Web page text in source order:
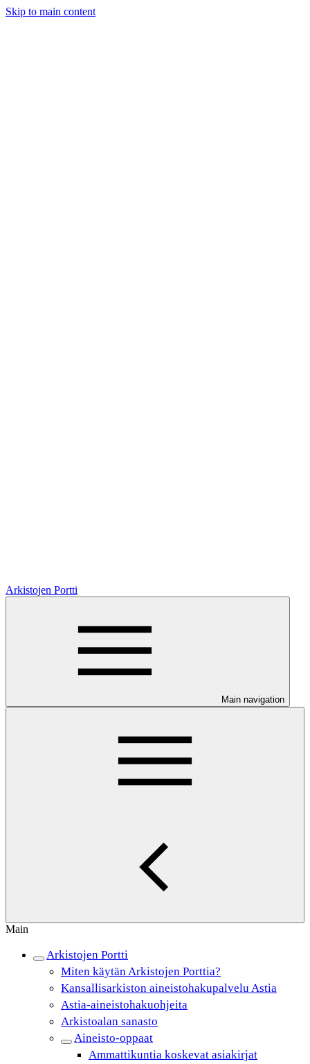
Skip to main content
Arkistojen Portti
Main navigation
Main
Arkistojen Portti
Miten käytän Arkistojen Porttia?
Kansallisarkiston aineistohakupalvelu Astia
Astia-aineistohakuohjeita
Arkistoalan sanasto
Aineisto-oppaat
Ammattikuntia koskevat asiakirjat